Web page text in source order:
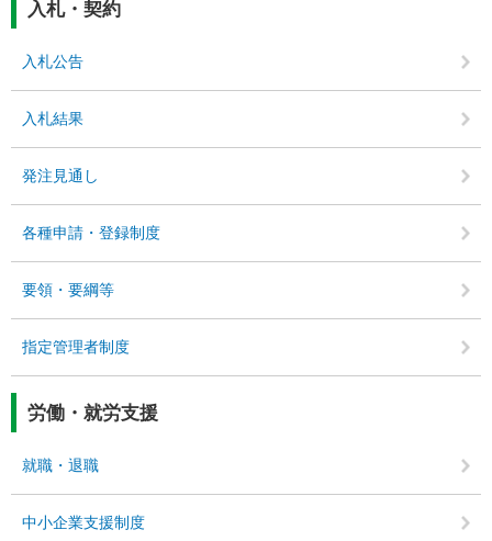
入札・契約
入札公告
入札結果
発注見通し
各種申請・登録制度
要領・要綱等
指定管理者制度
労働・就労支援
就職・退職
中小企業支援制度